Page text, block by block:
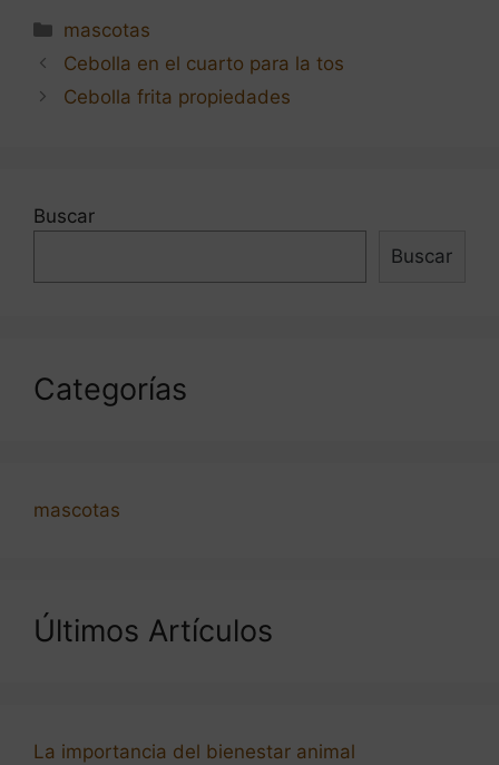
Categorías
mascotas
Navegación
de
Cebolla en el cuarto para la tos
Cebolla frita propiedades
Buscar
Buscar
Categorías
mascotas
Últimos Artículos
La importancia del bienestar animal